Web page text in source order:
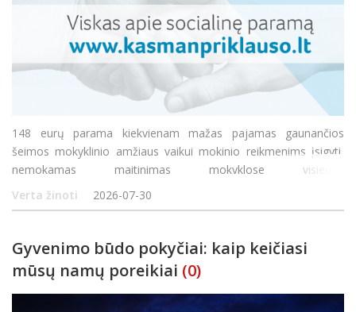
148 eurų parama kiekvienam mažas pajamas gaunančios
šeimos mokyklinio amžiaus vaikui mokinio reikmenims įsigyti,
nemokamas maitinimas mokyklose visiems,
priešmokyklinukams, pirmokams ir antrokams, nevertinant
pajamų, o 3-12 klasėse besimokantiems vaikams – iš mažas
Verta žinoti 2026-07-30
Gyvenimo būdo pokyčiai: kaip keičiasi
mūsų namų poreikiai (0)